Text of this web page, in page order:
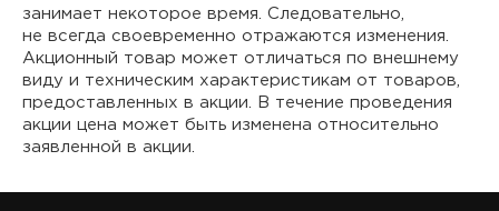
занимает некоторое время. Следовательно,
не всегда своевременно отражаются изменения.
Акционный товар может отличаться по внешнему
виду и техническим характеристикам от товаров,
предоставленных в акции. В течение проведения
акции цена может быть изменена относительно
заявленной в акции.